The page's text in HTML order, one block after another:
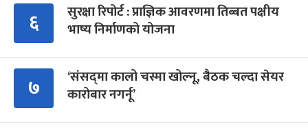
६
सुरक्षा रिपोर्ट : प्राज्ञिक आवरणमा तिब्बत पक्षीय
भाष्य निर्माणको योजना
७
‘संसद्‍मा कालो चस्मा खोल्नू, बैठक चल्दा सेयर
कारोबार नगर्नू’